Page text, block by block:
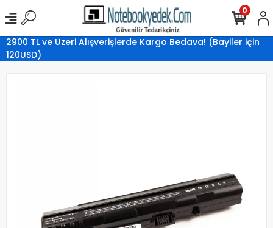
2900 TL ve Üzeri Alışverişlerde Kargo Bedava! (Bayiler için
120USD)
0